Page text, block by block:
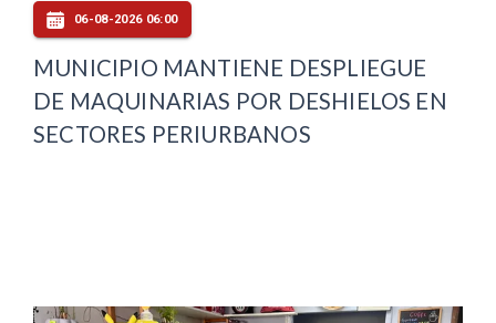
06-08-2026 06:00
MUNICIPIO MANTIENE DESPLIEGUE
DE MAQUINARIAS POR DESHIELOS EN
SECTORES PERIURBANOS